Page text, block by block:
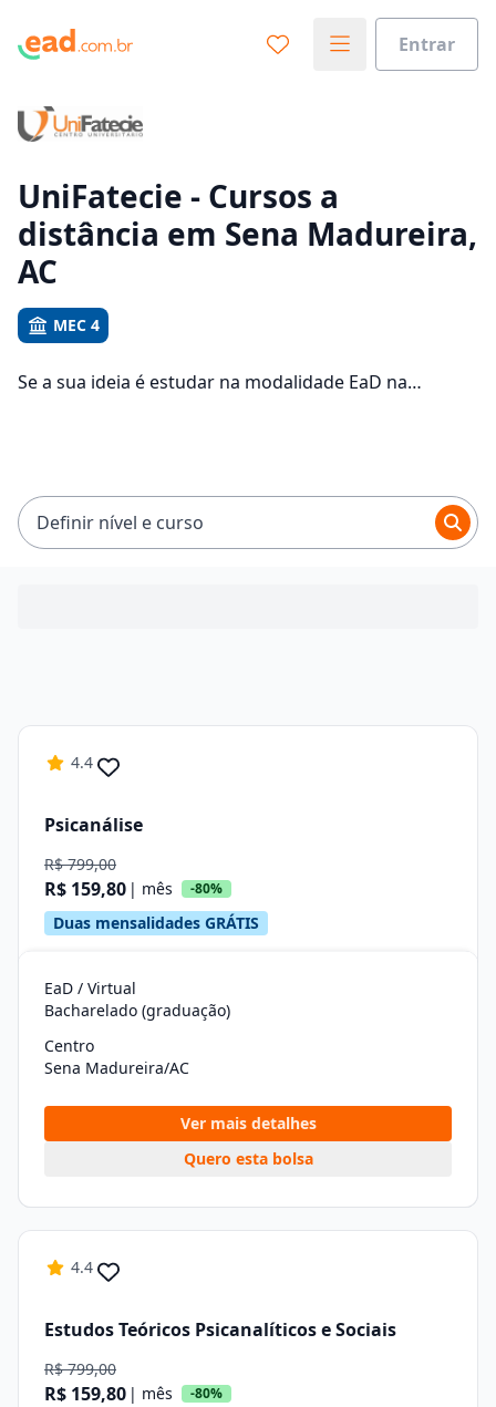
Entrar
Vamos te guiar no caminho ideal para seus estudos
UniFatecie - Cursos a
distância em Sena Madureira,
AC
MEC 4
Se a sua ideia é estudar na modalidade EaD na
R$ 199,33.
Definir nível e curso
4.4
Psicanálise
R$ 799,00
R$ 159,80 | mês -80%
Duas mensalidades GRÁTIS
EaD / Virtual
Bacharelado (graduação)
Centro
Sena Madureira/AC
Ver mais detalhes
Quero esta bolsa
4.4
Estudos Teóricos Psicanalíticos e Sociais
R$ 799,00
R$ 159,80 | mês -80%